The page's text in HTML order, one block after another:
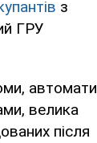
з
ГРУ
автомати
велика
після